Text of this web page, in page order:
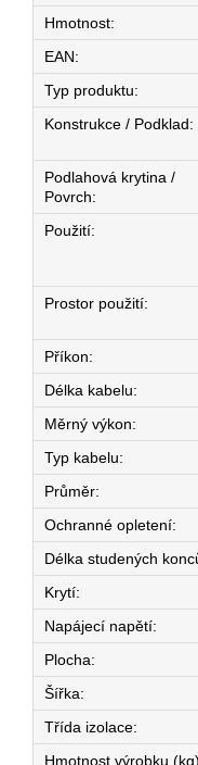
Hmotnost:
EAN:
Typ produktu:
Konstrukce / Podklad:
Podlahová krytina /
Povrch:
Použití:
Prostor použití:
Příkon:
Délka kabelu:
Měrný výkon:
Typ kabelu:
Průměr:
Ochranné opletení:
Délka studených
Krytí:
Napájecí napětí:
Plocha:
Šířka:
Třída izolace:
Hmotnost výrobku (kg)